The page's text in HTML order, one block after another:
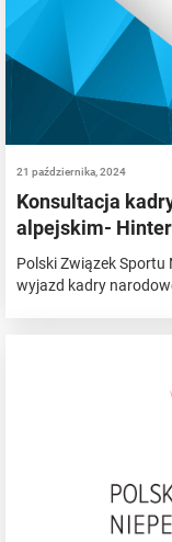
21 października, 2024
Konsultacja
alpejskim-
Polski Związek Sportu
wyjazd kadry